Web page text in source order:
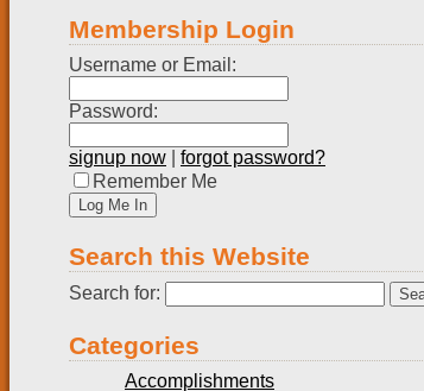
Membership Login
Username or Email:
Password:
signup now
forgot password?
Remember Me
Search this Website
Search for:
Categories
Accomplishments